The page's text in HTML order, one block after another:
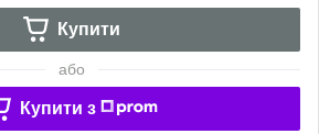
Купити
або
Купити з